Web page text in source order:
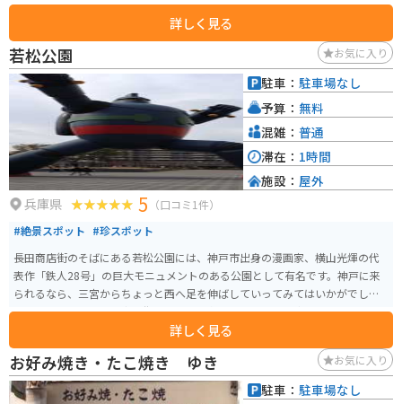
ランがあり、淡路島産の新鮮な魚介類や玉ねぎを使った料理を楽しむことが
できます。また、展望台からは、明石海峡大橋や大阪湾を一望できる絶景が
広がります。 バイクで訪れる際には、広々とした駐車場があるので安心で
す。ツーリングの休憩場所としてはもちろん、景色を眺めながらゆっくりと
過ごすのもおすすめです。道の駅 東浦ターミナルパークは、淡路島の魅力を
満喫できるスポットと言えるでしょう。
詳しく見る
若松公園 お気に入り
兵庫県 5 （口コミ1件）
#絶景スポット #珍スポット
長田商店街のそばにある若松公園には、神戸市出身の漫画家、横山光煇の代
表作「鉄人28号」の巨大モニュメントのある公園として有名です。神戸に来
られるなら、三宮からちょっと西へ足を伸ばしていってみてはいかがでしょ
うか。公園そばの長田商店街では、長田名物のそばメシや牛すじをトロトロ
に煮込んだぼっかけが食べれるお店がありますので、十分楽しめますよ。
詳しく見る
駐車： 駐車場なし
予算： 無料
混雑： 普通
滞在： 1時間
施設： 屋外
お好み焼き・たこ焼き ゆき お気に入り
駐車： 駐車場なし